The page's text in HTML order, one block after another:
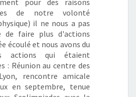
pour des raisons
de notre volonté
il ne nous a pas
de faire plus d'actions
écoulé et nous avons du
actions qui étaient
: Réunion au centre des
rencontre amicale
en septembre, tenue